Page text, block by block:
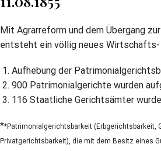
Mit Agrarreform und dem Übergang
entsteht ein völlig neues Wirtschafts-
Aufhebung der
900 Patrimonialgerichte wurden
116 Staatliche Gerichtsämter
**Patrimonialgerichtsbarkeit (Erbgerichtsbarkeit,
Privatgerichtsbarkeit), die mit dem Besitz eines